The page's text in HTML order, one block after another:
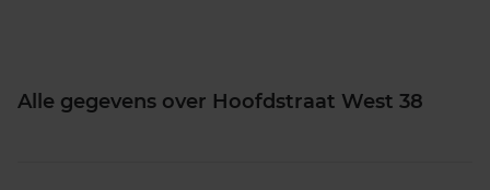
Alle gegevens over Hoofdstraat West 38